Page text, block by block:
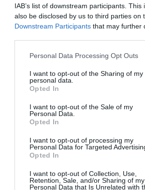
IAB’s list of downstream participants.
also be disclosed by us to third parties on
Downstream Participants that may further
Please note that this website/app uses
not limited to your visit or usage
grant or deny consent to Google and its
use your data for below specified
consent section.
Personal Data Processing Opt Outs
I want to opt-out of the Sharing of my
personal data.
Opted In
I want to opt-out of the Sale of my
Personal Data.
Opted In
I want to opt-out of processing my
Personal Data for Targeted
Opted In
I want to opt-out of Collection, Use,
Retention, Sale, and/or Sharing of my
Personal Data that Is Unrelated with
Ξυπνάτε και σέρνεστε από
8+1 απλές κινήσεις για
ενέργεια από το πρωί
31.07.2026 15:11